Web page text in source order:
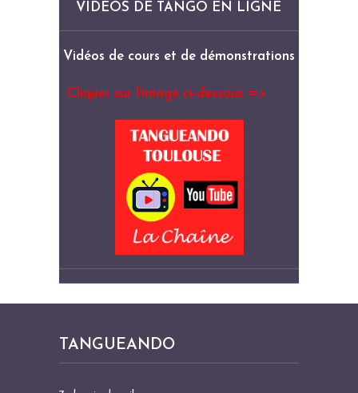
VIDÉOS DE TANGO EN LIGNE
Vidéos de cours et de démonstrations
Cliquer sur l’image ci-dessous =>
TANGUEANDO